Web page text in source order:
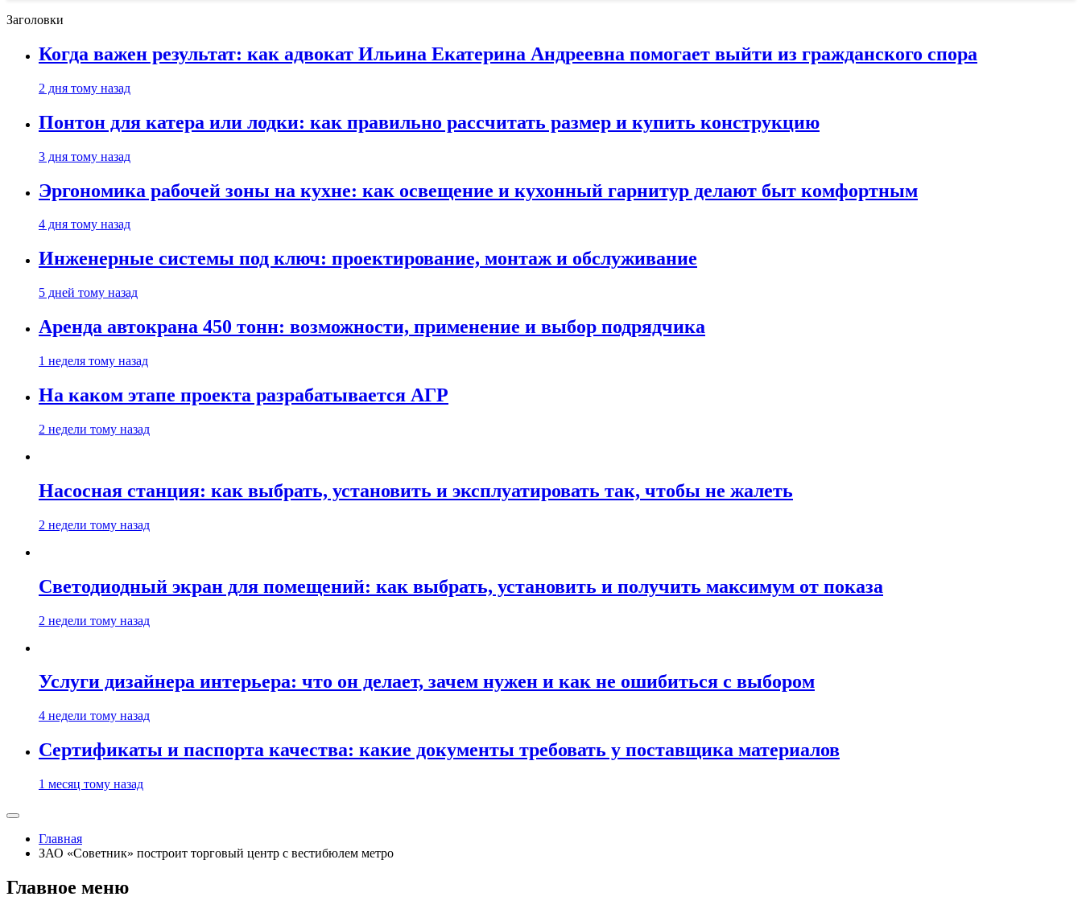
Заголовки
Когда важен результат: как адвокат Ильина Екатерина Андреевна помогает выйти из гражданского спора
2 дня тому назад
Понтон для катера или лодки: как правильно рассчитать размер и купить конструкцию
3 дня тому назад
Эргономика рабочей зоны на кухне: как освещение и кухонный гарнитур делают быт комфортным
4 дня тому назад
Инженерные системы под ключ: проектирование, монтаж и обслуживание
5 дней тому назад
Аренда автокрана 450 тонн: возможности, применение и выбор подрядчика
1 неделя тому назад
На каком этапе проекта разрабатывается АГР
2 недели тому назад
Насосная станция: как выбрать, установить и эксплуатировать так, чтобы не жалеть
2 недели тому назад
Светодиодный экран для помещений: как выбрать, установить и получить максимум от показа
2 недели тому назад
Услуги дизайнера интерьера: что он делает, зачем нужен и как не ошибиться с выбором
4 недели тому назад
Сертификаты и паспорта качества: какие документы требовать у поставщика материалов
1 месяц тому назад
Главная
ЗАО «Советник» построит торговый центр с вестибюлем метро
Главное меню